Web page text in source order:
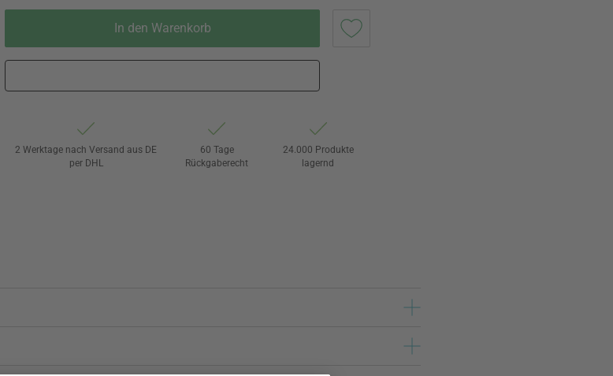
In den Warenkorb
2 Werktage nach Versand aus DE
per DHL
60 Tage
Rückgaberecht
24.000 Produkte
lagernd